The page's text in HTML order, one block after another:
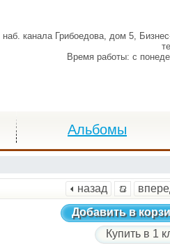
наб. канала Грибоедова, дом 5,
Время работы: c
Альбомы
назад
Добавить в
Купить в 1